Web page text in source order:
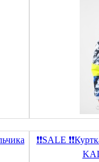
❗❗SALE